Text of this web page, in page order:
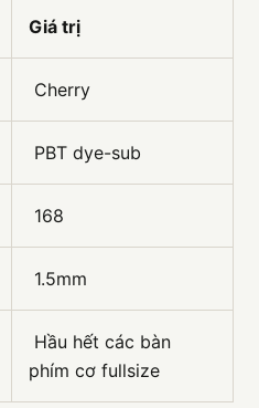
Giá trị
Cherry
PBT dye-sub
168
1.5mm
Hầu hết các bàn
phím cơ fullsize